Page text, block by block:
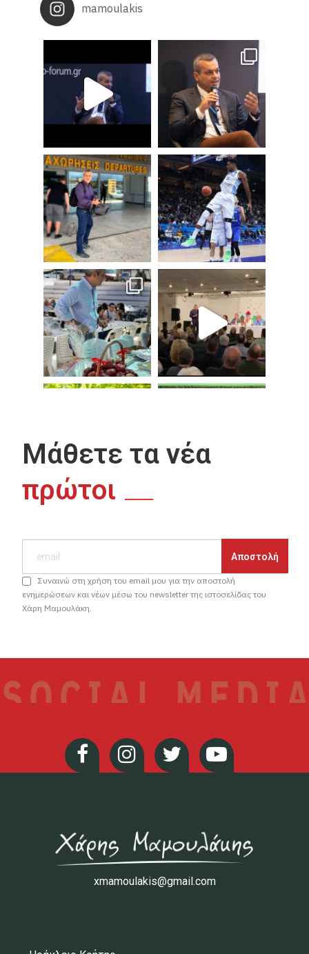
mamoulakis
Μάθετε τα νέα
πρώτοι
Συναινώ στη χρήση του email μου για την αποστολή
ενημερώσεων και νέων μέσω του newsletter της ιστοσελίδας του
Χάρη Μαμουλάκη.
xmamoulakis@gmail.com